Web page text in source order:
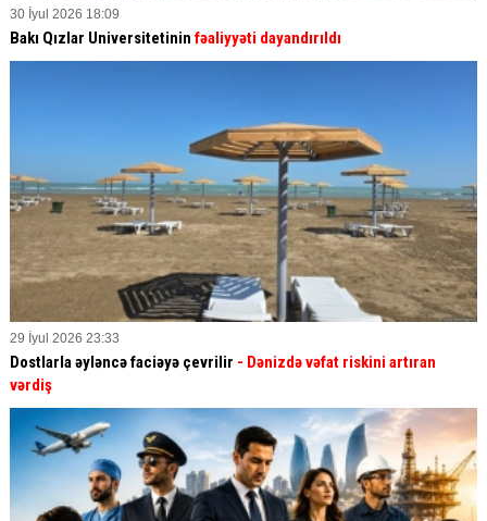
30 İyul 2026 18:09
Bakı Qızlar Universitetinin fəaliyyəti dayandırıldı
29 İyul 2026 23:33
Dostlarla əyləncə faciəyə çevrilir - Dənizdə vəfat riskini artıran
vərdiş